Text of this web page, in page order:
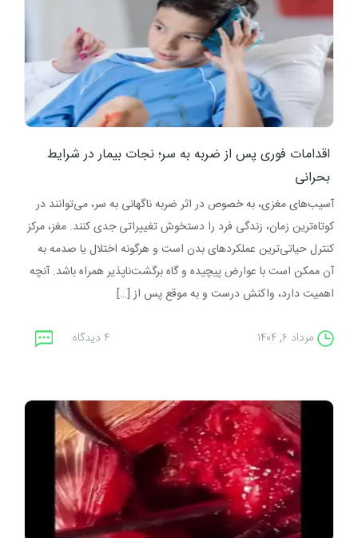
اقدامات فوری پس از ضربه به سر؛ نجات بیمار در شرایط
بحرانی
آسیب‌های مغزی، به خصوص در اثر ضربه ناگهانی به سر، می‌توانند در
کوتاه‌ترین زمان، زندگی فرد را دستخوش تغییراتی جدی کنند. مغز، مرکز
کنترل حیاتی‌ترین عملکردهای بدن است و هرگونه اختلال یا صدمه به
آن ممکن است با عوارض پیچیده و گاه برگشت‌ناپذیر همراه باشد. آنچه
اهمیت دارد، واکنش درست و به‌ موقع پس از […]
مرداد ۶, ۱۴۰۴ ۴ دیدگاه